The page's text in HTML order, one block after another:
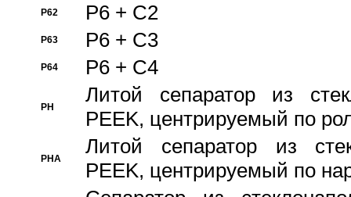
P62 P6 + C2
P63 P6 + C3
P64 P6 + C4
PH
Литой сепаратор из
PEEK, центрируемый по
PHA
Литой сепаратор из
PEEK, центрируемый по